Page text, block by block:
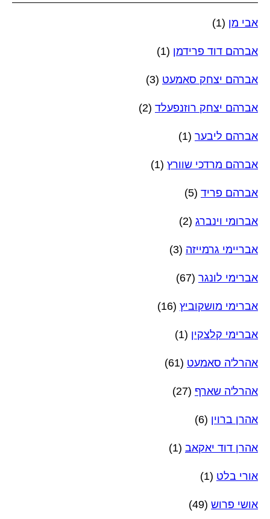
אבי מן (1)
אברהם דוד פרידמן (1)
אברהם יצחק סאמעט (3)
אברהם יצחק רוזנפעלד (2)
אברהם ליבער (1)
אברהם מרדכי שוורץ (1)
אברהם פריד (5)
אברומי וינברג (2)
אבריימי גרמייזה (3)
אברימי לונגר (67)
אברימי מושקוביץ (16)
אברימי קלצקין (1)
אהרל'ה סאמעט (61)
אהרל'ה שארף (27)
אהרן ברוין (6)
אהרן דוד יאקאב (1)
אורי בלט (1)
אושי פרוש (49)